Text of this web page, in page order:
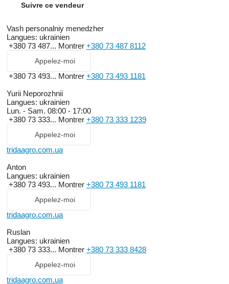
Suivre ce vendeur
Vash personalniy menedzher
Langues: ukrainien
+380 73 487... Montrer +380 73 487 8112
Appelez-moi
+380 73 493... Montrer +380 73 493 1181
Yurii Neporozhnii
Langues: ukrainien
Lun. - Sam. 08:00 - 17:00
+380 73 333... Montrer +380 73 333 1239
Appelez-moi
tridaagro.com.ua
Anton
Langues: ukrainien
+380 73 493... Montrer +380 73 493 1181
Appelez-moi
tridaagro.com.ua
Ruslan
Langues: ukrainien
+380 73 333... Montrer +380 73 333 8428
Appelez-moi
tridaagro.com.ua